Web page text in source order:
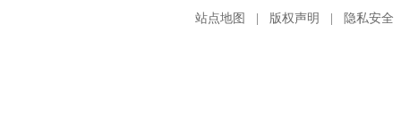
站点地图
版权声明 隐私安全